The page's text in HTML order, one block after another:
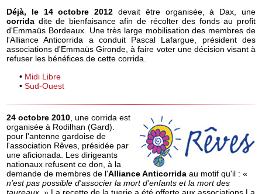
Déjà, le 14 octobre 2012 devait être organisée, à Dax, une
corrida dite de bienfaisance afin de récolter des fonds au profit
d'Emmaüs Bordeaux. Une très large mobilisation des membres de
l'Alliance Anticorrida a conduit Pascal Lafargue, président des
associations d'Emmaüs Gironde, à faire voter une décision visant à
refuser les bénéfices de cette corrida.
•Midi Libre
•Sud-Ouest
24 octobre 2010, une corrida est
organisée à Rodilhan (Gard).
pour l'antenne gardoise de
l'association Rêves, présidée par
une aficionada. Les dirigeants
nationaux refusent ce don, à la
demande de membres de l'Alliance Anticorrida au motif qu'il : «
n'est pas possible d'associer la mort d'enfants et la mort des